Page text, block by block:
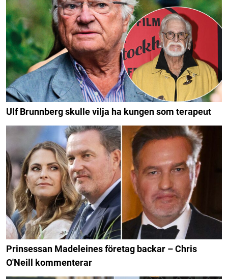
Ulf Brunnberg skulle vilja ha kungen som terapeut
Prinsessan Madeleines företag backar – Chris
O'Neill kommenterar